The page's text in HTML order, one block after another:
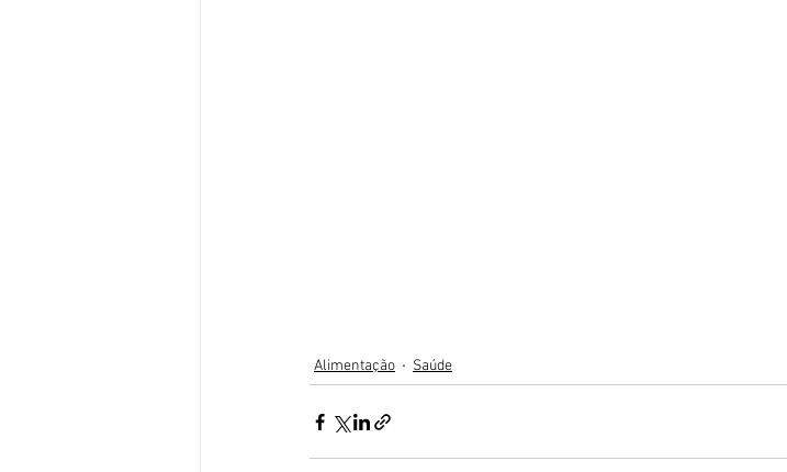
Alimentação Saúde